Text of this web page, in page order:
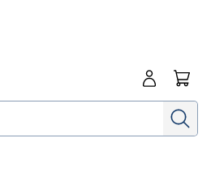
Iniciar